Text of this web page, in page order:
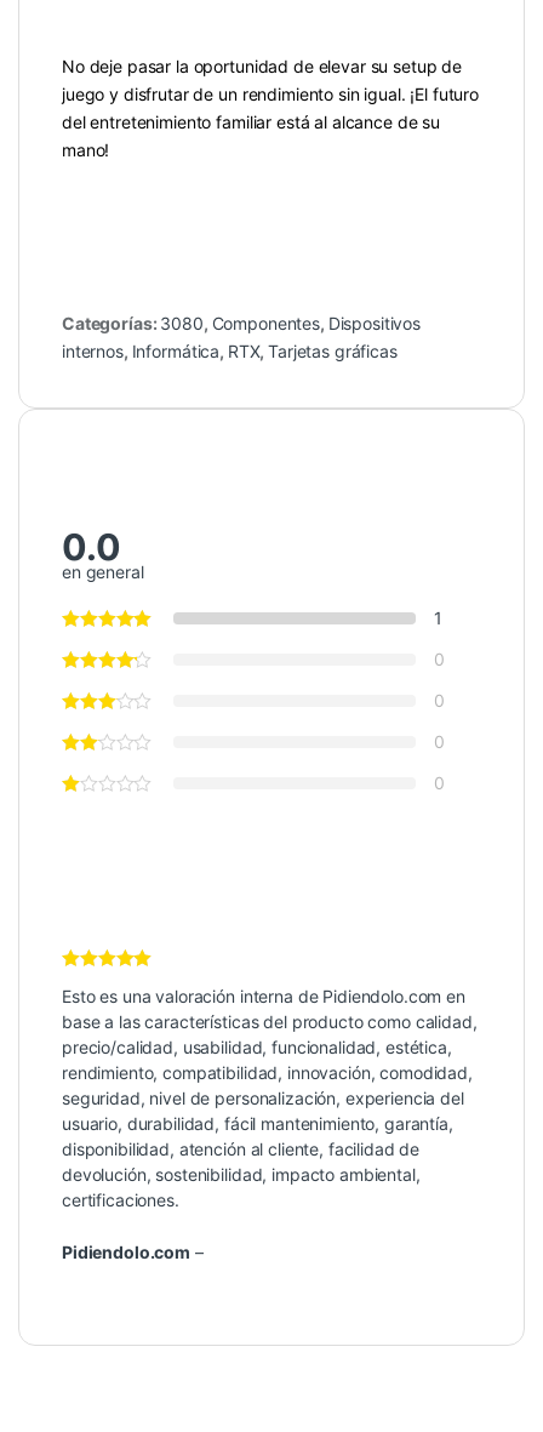
No deje pasar la oportunidad de elevar su setup de
juego y disfrutar de un rendimiento sin igual. ¡El futuro
del entretenimiento familiar está al alcance de su
mano!
Categorías: 3080, Componentes, Dispositivos
internos, Informática, RTX,Tarjetas gráficas
0.0
en general
1
0
0
0
0
Interna5de
5
Esto es una valoración interna de Pidiendolo.com en
base a las características del producto como calidad,
precio/calidad, usabilidad, funcionalidad, estética,
rendimiento, compatibilidad, innovación, comodidad,
seguridad, nivel de personalización, experiencia del
usuario, durabilidad, fácil mantenimiento, garantía,
disponibilidad, atención al cliente, facilidad de
devolución, sostenibilidad, impacto ambiental,
certificaciones.
Pidiendolo.com –